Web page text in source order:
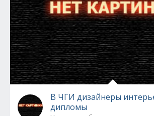
В ЧГИ дизайнеры
дипломы